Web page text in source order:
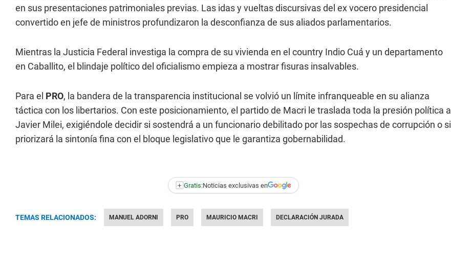
en sus presentaciones patrimoniales previas. Las idas y vueltas discursivas del ex vocero presidencial
convertido en jefe de ministros profundizaron la desconfianza de sus aliados parlamentarios.
Mientras la Justicia Federal investiga la compra de su vivienda en el country Indio Cuá y un departamento
en Caballito, el blindaje político del oficialismo empieza a mostrar fisuras insalvables.
Para el PRO, la bandera de la transparencia institucional se volvió un límite infranqueable en su alianza
táctica con los libertarios. Con este posicionamiento, el partido de Macri le traslada toda la presión política a
Javier Milei, exigiéndole decidir si sostendrá a un funcionario debilitado por las sospechas de corrupción o si
priorizará la sintonía fina con el bloque legislativo que le garantiza gobernabilidad.
+ Gratis:Noticias exclusivas en
TEMAS RELACIONADOS: MANUEL ADORNI PRO MAURICIO MACRI DECLARACIÓN JURADA